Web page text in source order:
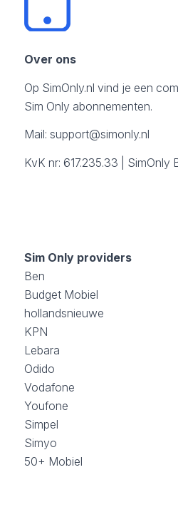
Over ons
Op SimOnly.nl vind je een
Sim Only abonnementen.
Mail: support@simonly.nl
KvK nr: 617.235.33 | SimOnly
Sim Only providers
Ben
Budget Mobiel
hollandsnieuwe
KPN
Lebara
Odido
Vodafone
Youfone
Simpel
Simyo
50+ Mobiel